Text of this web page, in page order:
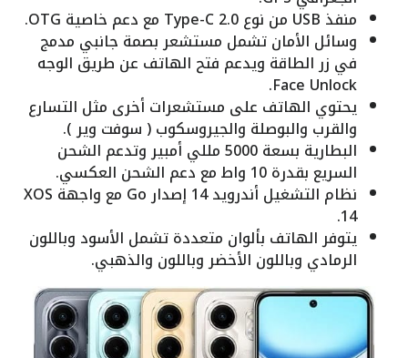
منفذ USB من نوع Type-C 2.0 مع دعم خاصية OTG.
وسائل الأمان تشمل مستشعر بصمة جانبي مدمج
في زر الطاقة ويدعم فتح الهاتف عن طريق الوجه
Face Unlock.
يحتوي الهاتف على مستشعرات أخرى مثل التسارع
والقرب والبوصلة والجيروسكوب ( سوفت وير ).
البطارية بسعة 5000 مللي أمبير وتدعم الشحن
السريع بقدرة 10 واط مع دعم الشحن العكسي.
نظام التشغيل أندرويد 14 إصدار Go مع واجهة XOS
14.
يتوفر الهاتف بألوان متعددة تشمل الأسود وباللون
الرمادي وباللون الأخضر وباللون والذهبي.